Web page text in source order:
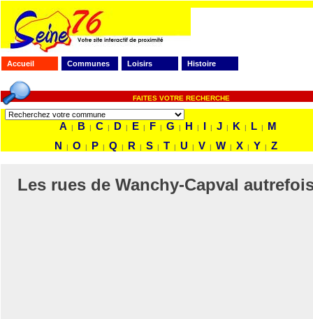
Accueil Communes Loisirs Histoire
FAITES VOTRE RECHERCHE
A | B | C | D | E | F | G | H | I | J | K | L |
M
N
| O | P | Q | R | S | T | U | V | W | X | Y | Z
Les rues de Wanchy-Capval